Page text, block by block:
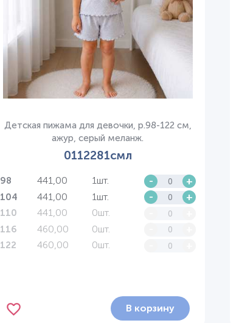
Детская пижама для девочки, р.98-122 см,
ажур, серый меланж.
0112281смл
98 441,00 1шт. - +
104 441,00 1шт. - +
110 441,00 0шт.
116 460,00 0шт.
122 460,00 0шт.
В корзину